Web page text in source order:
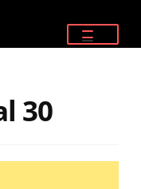
30